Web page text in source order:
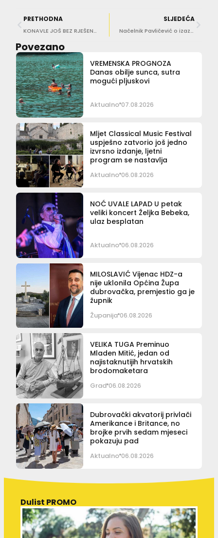
PRETHODNA
KONAVLE JOŠ BEZ RJEŠENJA Uskoro udarni vikend na magistrali, evo što predlaže HSS
SLJEDEĆA
Načelnik Pavličević o izazovima policije u Dubrovniku: Od manjka kadrova do sigurnosti na cestama
Povezano
VREMENSKA PROGNOZA
Danas obilje sunca, sutra
mogući pljuskovi
Aktualno 07.08.2026
Mljet Classical Music Festival
uspješno zatvorio još jedno
izvrsno izdanje, ljetni
program se nastavlja
Aktualno 06.08.2026
NOĆ UVALE LAPAD U petak
veliki koncert Željka Bebeka,
ulaz besplatan
Aktualno 06.08.2026
MILOSLAVIĆ Vijenac HDZ-a
nije uklonila Općina Župa
dubrovačka, premjestio ga je
župnik
Županija 06.08.2026
VELIKA TUGA Preminuo
Mladen Mitić, jedan od
najistaknutijih hrvatskih
brodomaketara
Grad 06.08.2026
Dubrovački akvatorij privlači
Amerikance i Britance, no
brojke prvih sedam mjeseci
pokazuju pad
Aktualno 06.08.2026
Dulist PROMO